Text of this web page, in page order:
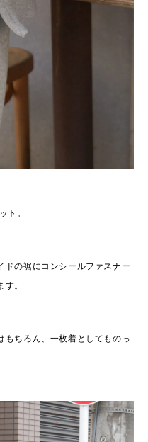
ト。
ドの裾にコンシールファスナー
。
もちろん、一枚着としてものっ